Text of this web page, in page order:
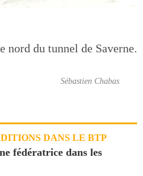
nord du tunnel de Saverne.
Sébastien Chabas
DANS LE BTP
fédératrice dans les